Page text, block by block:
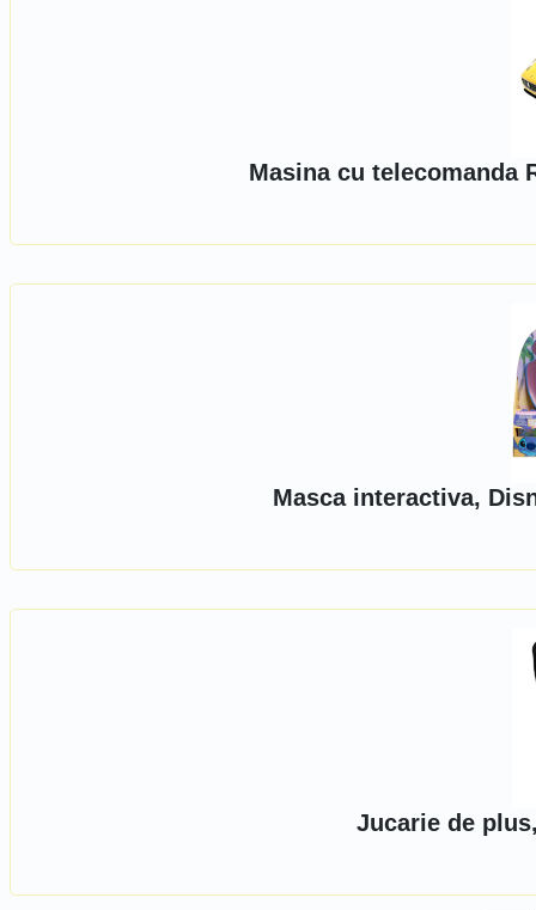
Masina cu telecomanda
Masca interactiva,
Jucarie de